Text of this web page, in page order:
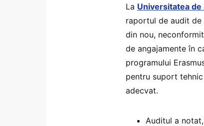
La Universitatea de
raportul de audit
din nou,
de angajamente în
programului
pentru suport
adecvat.
Auditul a